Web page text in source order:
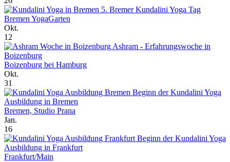
5. Bremer Kundalini Yoga Tag
Bremen YogaGarten
Okt.
12
Ashram - Erfahrungswoche in
Boizenburg
Boizenburg bei Hamburg
Okt.
31
Beginn der Kundalini Yoga
Ausbildung in Bremen
Bremen, Studio Prana
Jan.
16
Beginn der Kundalini Yoga
Ausbildung in Frankfurt
Frankfurt/Main